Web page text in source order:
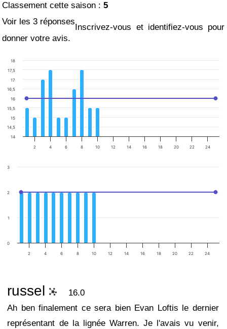
Classement cette saison :5
Voir les 3 réponses
Inscrivez-vous et identifiez-vous pour
donner votre avis.
2 4 6 8 10 12 14 16 18 20 22 24
14
14,5
15
15,5
16
16,5
17
17,5
18
2 4 6 8 10 12 14 16 18 20 22 24
0
1
2
3
russel
16.0
Ah ben finalement ce sera bien Evan Loftis le dernier
représentant de la lignée Warren. Je l'avais vu venir,